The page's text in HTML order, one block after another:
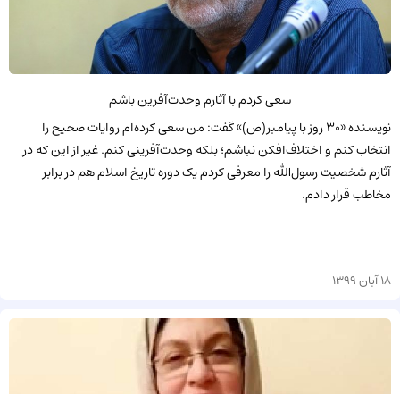
سعی کردم با آثارم وحدت‌آفرین باشم
نویسنده «۳۰ روز با پیامبر(ص)» گفت: من سعی کرده‌ام روایات صحیح را
انتخاب کنم و اختلاف‌افکن نباشم؛ بلکه وحدت‌آفرینی کنم. غیر از این که در
آثارم شخصیت رسول‌الله را معرفی کردم یک دوره تاریخ اسلام هم در برابر
مخاطب قرار دادم.
18 آبان 1399